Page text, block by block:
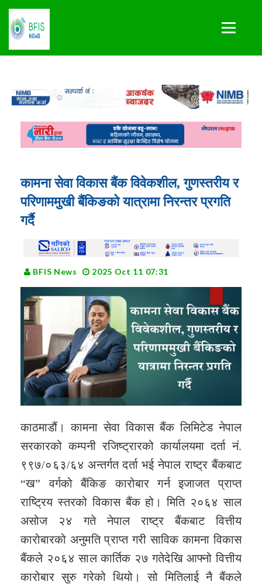
कामना सेवा विकास बैंक विवेकशील, गुणस्तरीय र
परिणाममुखी बैंकिङको यात्रामा निरन्तर प्रगति
गर्दै
BFIS News 2025 Oct 11 07:31
काठमाडौं। कामना सेवा विकास बैंक लिमिटेड नेपाल
सरकारको कम्पनी रजिष्ट्रारको कार्यालयमा दर्ता नं.
९९७/०६३/६४ अन्तर्गत दर्ता भई नेपाल राष्ट्र बैंकबाट
“ख” वर्गको बैंकिङ कारोबार गर्न इजाजत प्राप्त
राष्ट्रिय स्तरको विकास बैंक हो। मिति २०६४ साल
असोज २४ गते नेपाल राष्ट्र बैंकबाट वित्तीय
कारोबारको अनुमति प्राप्त गरी साविक कामना विकास
बैंकले २०६४ साल कार्तिक २७ गतेदेखि आफ्नो वित्तीय
कारोबार सुरु गरेको थियो। सो मितिलाई नै बैंकले